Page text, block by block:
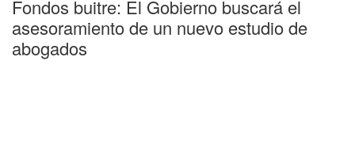
Fondos buitre: El Gobierno buscará el
asesoramiento de un nuevo estudio de
abogados